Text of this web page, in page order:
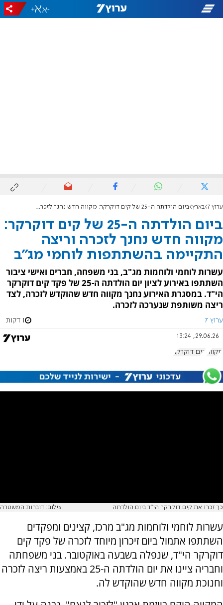
-
+
ערוץ 7 בארץ ביום הולדתה ה-25 של קים דוקרקר: מקווה חדש נחנך לזכרה וריצה התקיימה בהשתתפות לוחמי מג"ב
ביום הולדתה ה-25 של קים דוקרקר:
מקווה חדש נחנך לזכרה וריצה
התקיימה בהשתתפות לוחמי מג"ב
עשרות לוחמי ולוחמות מג"ב, בני משפחה, חברים ואישי ציבור
השתתפו באירוע לציון יום הולדתה ה-25 של פקד קים דוקרקר
הי"ד. במסגרת האירוע נחנך מקווה חדש שהוקדש לזכרה, לצד
ריצה משותפת שנערכה לזכרה.
ערוץ 7 1 דקות
29.06.26, 13:24
מקווה קים דוקרקר
כך זכרו את קים דוקרקר הי"ד ביום הולדתה צילום: דוברות המשטרה
עשרות לוחמי ולוחמות מג"ב מרכז, קצינים ומפקדים
השתתפו אתמול ביום זיכרון מיוחד לזכרה של פקד קים
דוקרקר הי"ד, שנפלה בשבעה באוקטובר. בני משפחתה
וחבריה ציינו את יום הולדתה ה-25 באמצעות ריצה לזכרה
וחנוכת מקווה חדש שהוקדש לה.